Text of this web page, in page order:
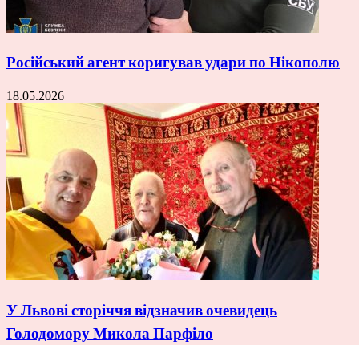
Російський агент коригував удари по Нікополю
18.05.2026
У Львові сторіччя відзначив очевидець
Голодомору Микола Парфіло